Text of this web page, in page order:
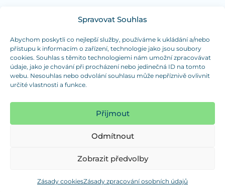
Spravovat Souhlas
Abychom poskytli co nejlepší služby, používáme k ukládání a/nebo
přístupu k informacím o zařízení, technologie jako jsou soubory
cookies. Souhlas s těmito technologiemi nám umožní zpracovávat
údaje, jako je chování při procházení nebo jedinečná ID na tomto
webu. Nesouhlas nebo odvolání souhlasu může nepříznivě ovlivnit
určité vlastnosti a funkce.
Přijmout
Odmítnout
Zobrazit předvolby
Zásady cookiesZásady zpracování osobních údajů
Potřebujete poradit s výběrem?
Jsme tu pro vás Pondělí-Čtvrtek od: 7:30 - 15:30 hodin
a Pátek od 7:30 - 14:30 hodin
info@dualpraha.cz +420 725 802 767
(platba pouze v hotovosti)
Jsme tu pro vás Pondělí-Čtvrtek od: 7:30 - 15:30 hodin